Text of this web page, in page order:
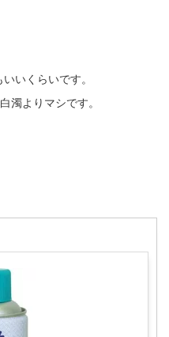
いくらいです。
濁よりマシです。